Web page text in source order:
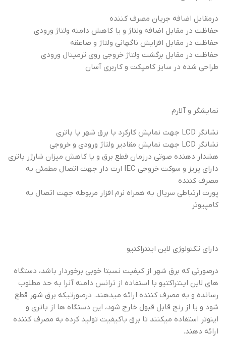
درمقابل اضافه جریان مصرف کننده
حفاظت در مقابل اضافه ولتاژ و یا کاهش دامنه ولتاژ ورودی
حفاظت در مقابل افزایش ناگهانی ولتاژ و صاعقه
حفاظت در مقابل برگشت ولتاژ خروجی روی ترمینال ورودی
طراحی شده در سایز کامپکت و کاربری آسان
نمایشگر و آلارم
نشانگر LCD جهت نمایش کارکرد با برق شهر یا باتری
نشانگر LCD جهت نمایش مقادیر ولتاژ ورودی و خروجی
هشدار دهنده صوتی درزمان قطع برق و یا کاهش میزان شارژر باتری
دارای پریز و سوکت خروجی IEC ارت‌ دار جهت اتصال مطمئن به
مصرف کننده
پورت ارتباطی سریال به همراه نرم افزار مربوطه جهت اتصال به
کامپیوتر
دارای تکنولوژی لاین اینتراکتیو
درصورتی که برق شهر از کیفیت نسبتا خوبی برخوردار باشد، دستگاه
های لاین اینتراکتیو با استفاده از ترانس دامنه آنرا به حد مطلوب
رسانده و به مصرف کننده ارائه میدهند. درصورتیکه برق شهر قطع
شود و یا از رنج قابل قبول خارج شود، این دستگاه ها از باتری و
اینوتر استفاده میکنند تا برق باکیفیت تولید کرده به مصرف کننده
ارائه دهند.